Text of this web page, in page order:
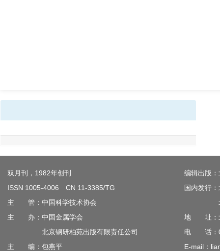
双月刊，1982年创刊
ISSN 1005-4006 CN 11-3385/TG
主 管：中国科学技术协会
主 办：中国金属学会
北京钢研柏苑出版有限责任公司
主 编：包燕平
编辑出版
国内发行
北京钢
地 址：北
电 话：
E-mail：